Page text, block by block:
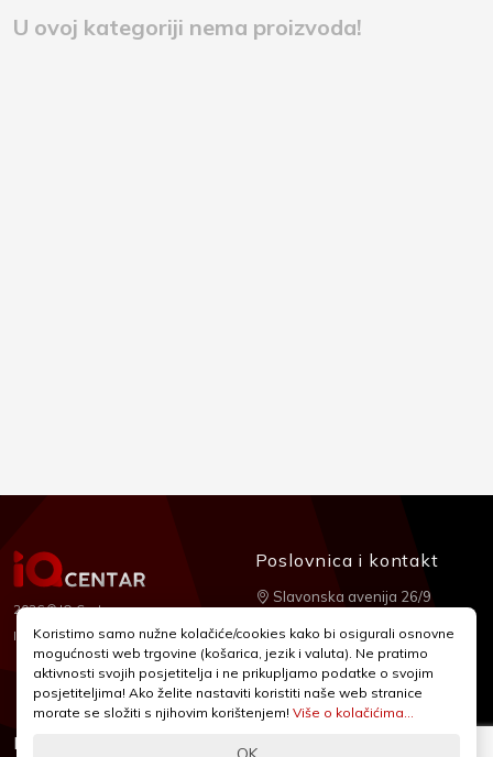
U ovoj kategoriji nema proizvoda!
2026 © IQ Centar
Izrada:Nubilus
Informacije Podrška
Poslovnica i kontakt
Slavonska avenija 26/9
+385 1 2455 950
webshop@iqcentar.hr
Pon - Pet od 9 - 17h
Koristimo samo nužne kolačiće/cookies kako bi osigurali osnovne
mogućnosti web trgovine (košarica, jezik i valuta). Ne pratimo
aktivnosti svojih posjetitelja i ne prikupljamo podatke o svojim
posjetiteljima! Ako želite nastaviti koristiti naše web stranice
morate se složiti s njihovim korištenjem! Više o kolačićima...